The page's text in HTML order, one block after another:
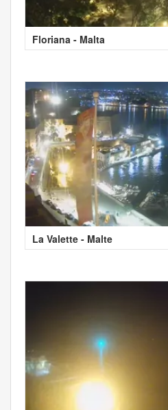
Floriana - Malta
La Valette - Malte